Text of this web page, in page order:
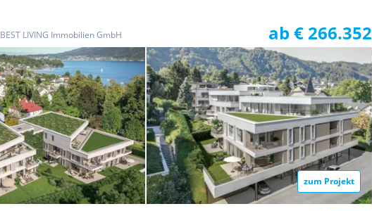
BEST LIVING Immobilien GmbH
ab € 266.352
zum Projekt